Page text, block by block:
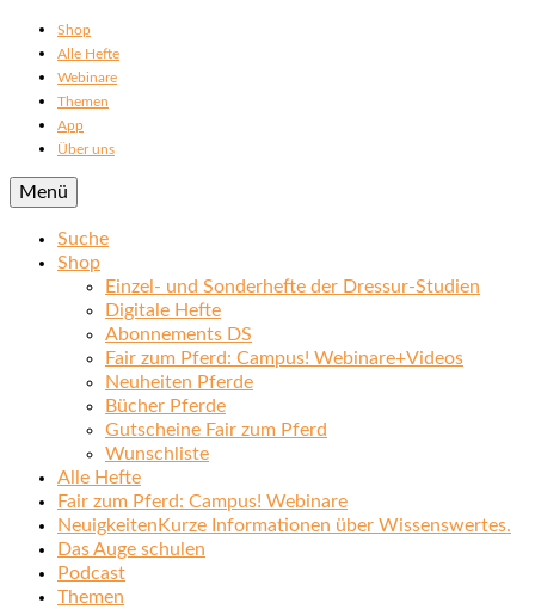
Shop
Alle Hefte
Webinare
Themen
App
Über uns
Menü
Suche
Shop
Einzel- und Sonderhefte der Dressur-Studien
Digitale Hefte
Abonnements DS
Fair zum Pferd: Campus! Webinare+Videos
Neuheiten Pferde
Bücher Pferde
Gutscheine Fair zum Pferd
Wunschliste
Alle Hefte
Fair zum Pferd: Campus! Webinare
Neuigkeiten Kurze Informationen über Wissenswertes.
Das Auge schulen
Podcast
Themen